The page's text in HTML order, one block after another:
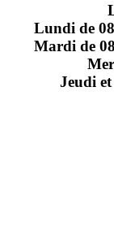
Lundi de
Mardi de
Jeudi